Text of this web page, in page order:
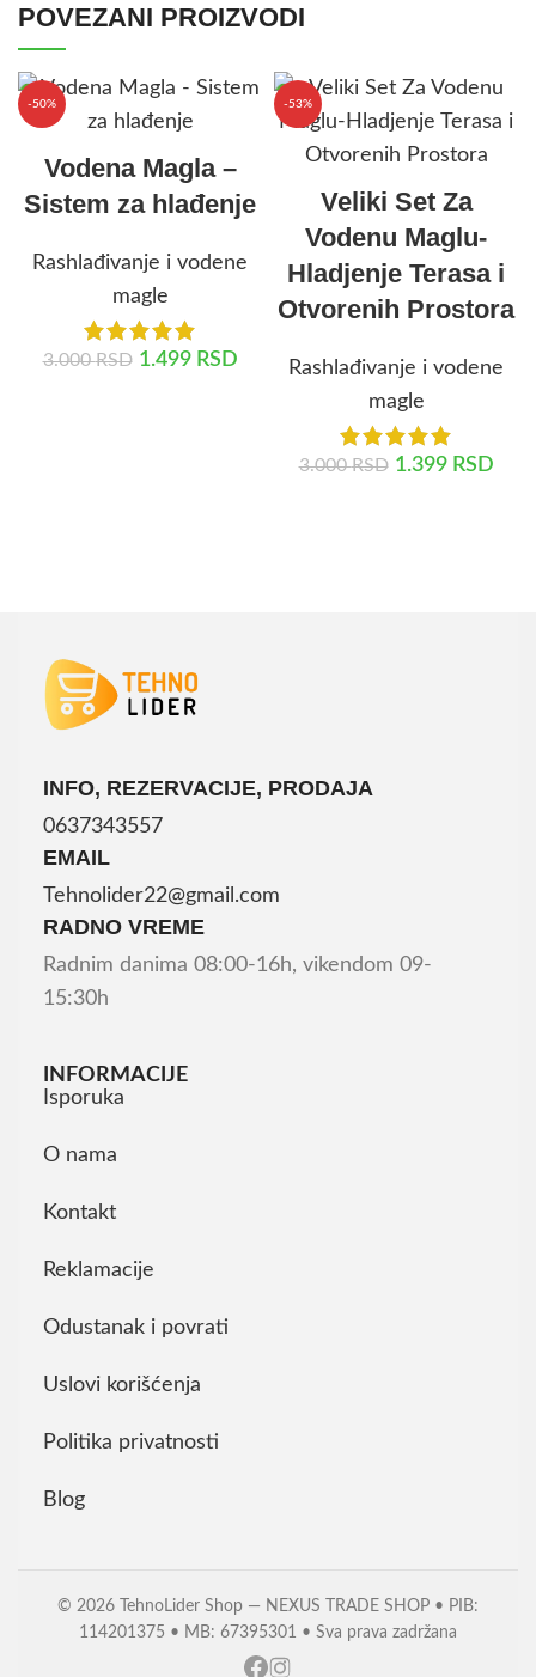
POVEZANI PROIZVODI
-50%
Vodena Magla –
Sistem za hlađenje
Rashlađivanje i vodene
magle
3.000RSD 1.499 RSD
-53%
Veliki Set Za
Vodenu Maglu-
Hladjenje Terasa i
Otvorenih Prostora
Rashlađivanje i vodene
magle
3.000RSD 1.399 RSD
INFO, REZERVACIJE, PRODAJA
0637343557
EMAIL
Tehnolider22@gmail.com
RADNO VREME
Radnim danima 08:00-16h, vikendom 09-
15:30h
INFORMACIJE
Isporuka
O nama
Kontakt
Reklamacije
Odustanak i povrati
Uslovi korišćenja
Politika privatnosti
Blog
© 2026 TehnoLider Shop — NEXUS TRADE SHOP • PIB:
114201375 • MB: 67395301 • Sva prava zadržana